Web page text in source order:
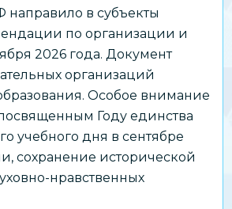
в субъекты
по организации и
2026 года. Документ
организаций
Особое внимание
Году единства
учебного дня в сентябре
сохранение исторической
нравственных